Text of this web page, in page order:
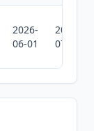
2026-
06-01
2026-
07-11